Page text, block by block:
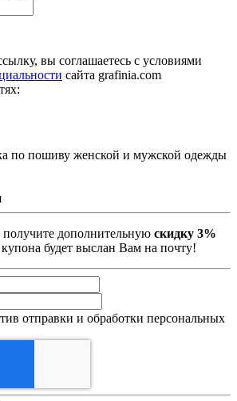
вы соглашаетесь с условиями
сайта grafinia.com
по пошиву женской и мужской одежды
получите дополнительную скидку 3%
будет выслан Вам на почту!
отправки и обработки персональных